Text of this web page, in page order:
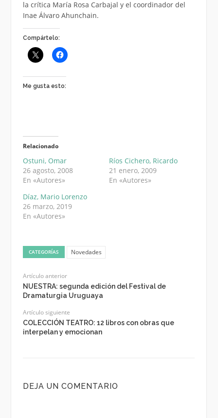
la crítica María Rosa Carbajal y el coordinador del
Inae Álvaro Ahunchain.
Compártelo:
Me gusta esto:
Relacionado
Ostuni, Omar
26 agosto, 2008
En «Autores»
Ríos Cichero, Ricardo
21 enero, 2009
En «Autores»
Díaz, Mario Lorenzo
26 marzo, 2019
En «Autores»
CATEGORÍAS Novedades
Artículo anterior
NUESTRA: segunda edición del Festival de
Dramaturgia Uruguaya
Artículo siguiente
COLECCIÓN TEATRO: 12 libros con obras que
interpelan y emocionan
DEJA UN COMENTARIO